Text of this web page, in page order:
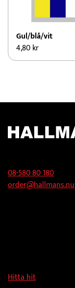
Gul/blå/vit
4,80kr
08-580 80 180
order@hallmans.nu
Hitta hit